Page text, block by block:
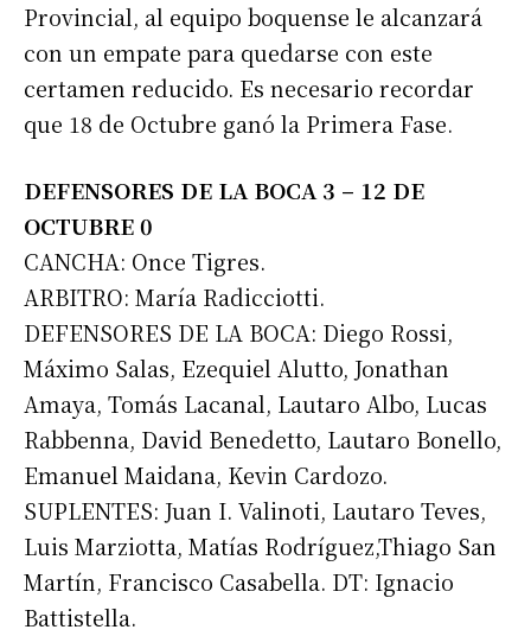
Provincial, al equipo boquense le alcanzará
con un empate para quedarse con este
certamen reducido. Es necesario recordar
que 18 de Octubre ganó la Primera Fase.
DEFENSORES DE LA BOCA 3 – 12 DE
OCTUBRE 0
CANCHA: Once Tigres.
ARBITRO: María Radicciotti.
DEFENSORES DE LA BOCA: Diego Rossi,
Máximo Salas, Ezequiel Alutto, Jonathan
Amaya, Tomás Lacanal, Lautaro Albo, Lucas
Rabbenna, David Benedetto, Lautaro Bonello,
Emanuel Maidana, Kevin Cardozo.
SUPLENTES: Juan I. Valinoti, Lautaro Teves,
Luis Marziotta, Matías Rodríguez,Thiago San
Martín, Francisco Casabella. DT: Ignacio
Battistella.